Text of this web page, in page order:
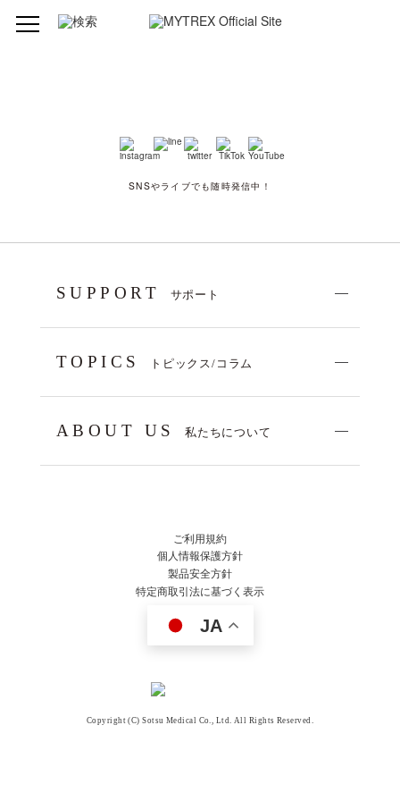
SNSやライブでも随時発信中！
SUPPORT サポート
TOPICS トピックス/コラム
ABOUT US 私たちについて
ご利用規約
個人情報保護方針
製品安全方針
特定商取引法に基づく表示
JA
Copyright (C) Sotsu Medical Co., Ltd. All Rights Reserved.